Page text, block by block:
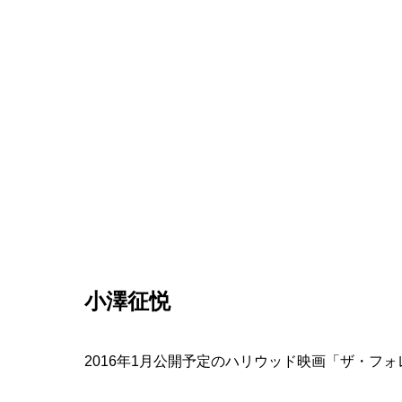
小澤征悦
2016年1月公開予定のハリウッド映画「ザ・フォ